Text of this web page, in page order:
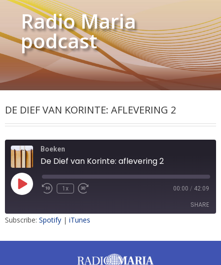
Radio Maria
podcast
DE DIEF VAN KORINTE: AFLEVERING 2
Boeken
De Dief van Korinte: aflevering 2
1x 00:00 / 42:09
SHARE
Subscribe: Spotify | iTunes